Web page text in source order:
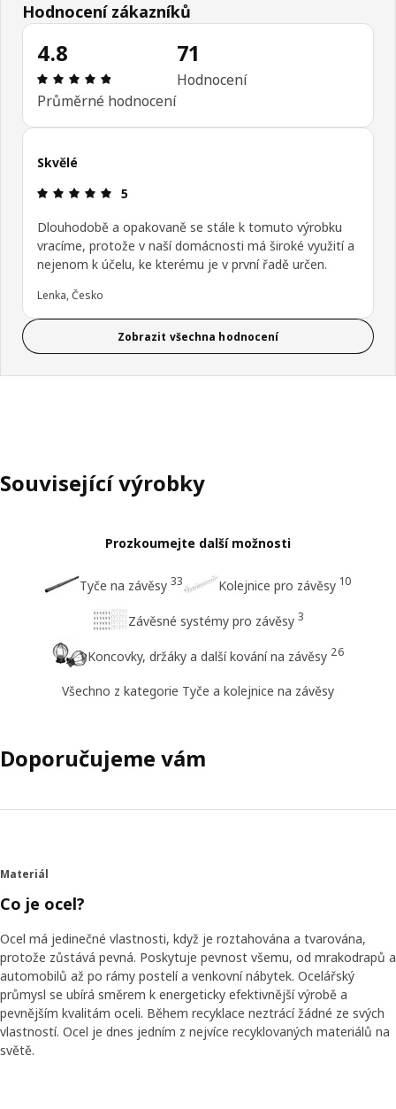
Hodnocení zákazníků
4.8
Hodnocení výrobku: 4.8 z 5 hvězdičky/hvězdiček
Průměrné hodnocení
71
Hodnocení
Skvělé
Hodnocení výrobku: 5 z 5 hvězdičky/hvězdiček
5
Dlouhodobě a opakovaně se stále k tomuto výrobku
vracíme, protože v naší domácnosti má široké využití a
nejenom k účelu, ke kterému je v první řadě určen.
Lenka, Česko
Zobrazit všechna hodnocení
Související výrobky
Prozkoumejte další možnosti
Tyče na závěsy 33 Kolejnice pro závěsy 10
Závěsné systémy pro závěsy 3
Koncovky, držáky a další kování na závěsy 26
Všechno z kategorie Tyče a kolejnice na závěsy
Doporučujeme vám
Materiál
Co je ocel?
Ocel má jedinečné vlastnosti, když je roztahována a tvarována,
protože zůstává pevná. Poskytuje pevnost všemu, od mrakodrapů a
automobilů až po rámy postelí a venkovní nábytek. Ocelářský
průmysl se ubírá směrem k energeticky efektivnější výrobě a
pevnějším kvalitám oceli. Během recyklace neztrácí žádné ze svých
vlastností. Ocel je dnes jedním z nejvíce recyklovaných materiálů na
světě.